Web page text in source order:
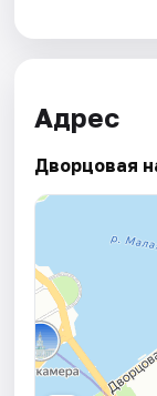
Адрес
Дворцовая